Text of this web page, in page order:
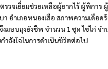
จเยี่ยมช่วยเหลือผู้ยากไร้ ผู้พิการ
อำเภอหนองเสือ สภาพความเดือ
มอบถุงยังชีพ จำนวน 1 ชุด ไข่ไก่ จ
ลังใจในการดำเนินชีวิตต่อไป